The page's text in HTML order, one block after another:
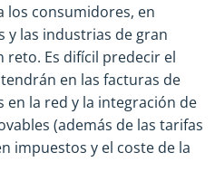
los consumidores, en
y las industrias de gran
reto. Es difícil predecir el
en las facturas de
en la red y la integración de
(además de las tarifas
impuestos y el coste de la